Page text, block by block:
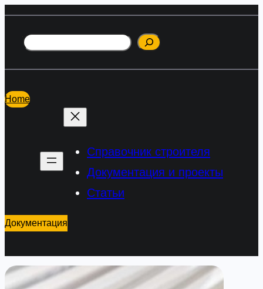
содержимому
Поиск
Home
Справочник строителя
Документация и проекты
Статьи
Документация